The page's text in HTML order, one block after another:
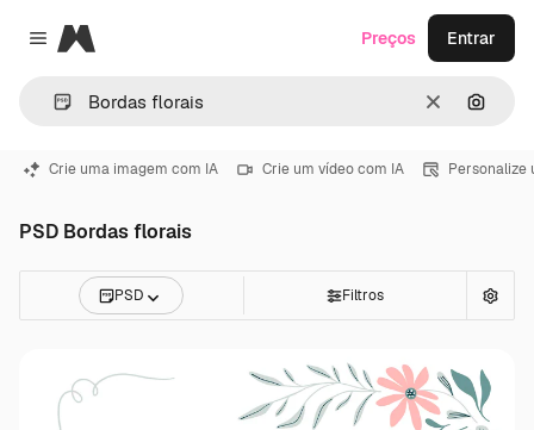
Close menu
Magnific
Limpar
Preços Entrar
Crie uma imagem com IA Crie um vídeo com IA Personalize
PSD Bordas florais
PSD Filtros